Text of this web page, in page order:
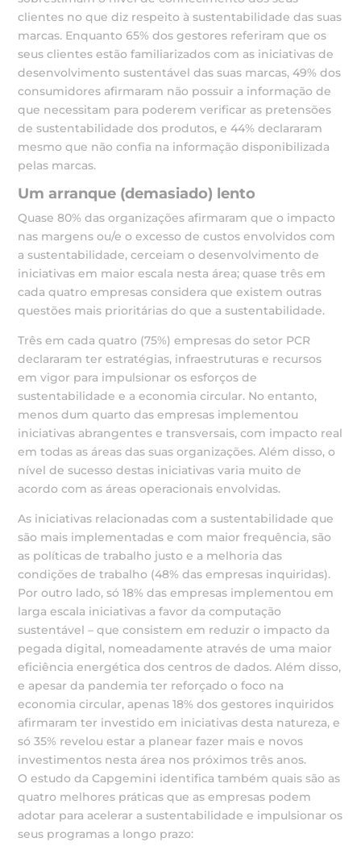
clientes no que diz respeito à sustentabilidade das suas
marcas. Enquanto 65% dos gestores referiram que os
seus clientes estão familiarizados com as iniciativas de
desenvolvimento sustentável das suas marcas, 49% dos
consumidores afirmaram não possuir a informação de
que necessitam para poderem verificar as pretensões
de sustentabilidade dos produtos, e 44% declararam
mesmo que não confia na informação disponibilizada
pelas marcas.
Um arranque (demasiado) lento
Quase 80% das organizações afirmaram que o impacto
nas margens ou/e o excesso de custos envolvidos com
a sustentabilidade, cerceiam o desenvolvimento de
iniciativas em maior escala nesta área; quase três em
cada quatro empresas considera que existem outras
questões mais prioritárias do que a sustentabilidade.
Três em cada quatro (75%) empresas do setor PCR
declararam ter estratégias, infraestruturas e recursos
em vigor para impulsionar os esforços de
sustentabilidade e a economia circular. No entanto,
menos dum quarto das empresas implementou
iniciativas abrangentes e transversais, com impacto real
em todas as áreas das suas organizações. Além disso, o
nível de sucesso destas iniciativas varia muito de
acordo com as áreas operacionais envolvidas.
As iniciativas relacionadas com a sustentabilidade que
são mais implementadas e com maior frequência, são
as políticas de trabalho justo e a melhoria das
condições de trabalho (48% das empresas inquiridas).
Por outro lado, só 18% das empresas implementou em
larga escala iniciativas a favor da computação
sustentável – que consistem em reduzir o impacto da
pegada digital, nomeadamente através de uma maior
eficiência energética dos centros de dados. Além disso,
e apesar da pandemia ter reforçado o foco na
economia circular, apenas 18% dos gestores inquiridos
afirmaram ter investido em iniciativas desta natureza, e
só 35% revelou estar a planear fazer mais e novos
investimentos nesta área nos próximos três anos.
O estudo da Capgemini identifica também quais são as
quatro melhores práticas que as empresas podem
adotar para acelerar a sustentabilidade e impulsionar os
seus programas a longo prazo: